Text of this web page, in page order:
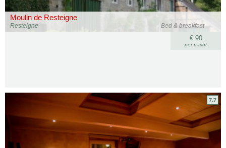
Moulin de Resteigne
Bed & breakfast
Resteigne
€ 90
per nacht
7.7